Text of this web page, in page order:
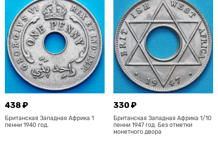
438 ₽
Британская Западная Африка 1
пенни 1940 год.
330 ₽
Британская Западная Африка 1/10
пенни 1947 год. Без отметки
монетного двора